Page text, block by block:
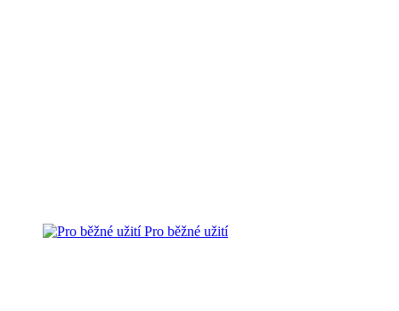
Pro běžné užití